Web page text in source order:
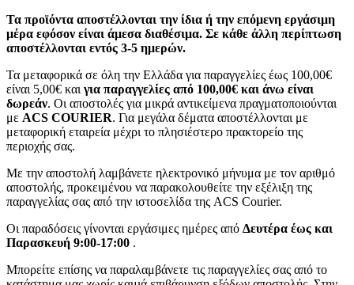
Τα προϊόντα αποστέλλονται την ίδια ή την επόμενη εργάσιμη
μέρα εφόσον είναι άμεσα διαθέσιμα. Σε κάθε άλλη περίπτωση
αποστέλλονται εντός 3-5 ημερών.
Τα μεταφορικά σε όλη την Ελλάδα για παραγγελίες έως 100,00€
είναι 5,00€ και για παραγγελίες από 100,00€ και άνω είναι
δωρεάν. Οι αποστολές για μικρά αντικείμενα πραγματοποιούνται
με ACS COURIER. Για μεγάλα δέματα αποστέλλονται με
μεταφορική εταιρεία μέχρι το πλησιέστερο πρακτορείο της
περιοχής σας.
Με την αποστολή λαμβάνετε ηλεκτρονικό μήνυμα με τον αριθμό
αποστολής, προκειμένου να παρακολουθείτε την εξέλιξη της
παραγγελίας σας από την ιστοσελίδα της ACS Courier.
Οι παραδόσεις γίνονται εργάσιμες ημέρες από Δευτέρα έως και
Παρασκευή 9:00-17:00 .
Μπορείτε επίσης να παραλαμβάνετε τις παραγγελίες σας από το